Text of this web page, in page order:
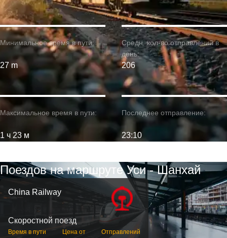
Минимальное время в пути:
27 m
Максимальное время в пути:
1 ч 23 м
Средн. кол-во отправлений в
день:
206
Последнее отправление:
23:10
Поездов на маршруте Уси - Шанхай
China Railway
Скоростной поезд
Время в пути Цена от Отправлений